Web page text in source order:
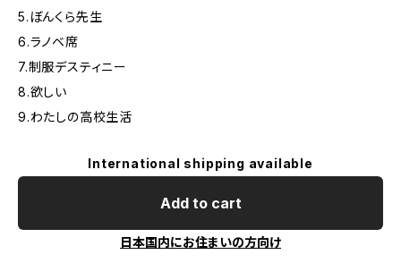
5.ぼんくら先生
6.ラノベ席
7.制服デスティニー
8.欲しい
9.わたしの高校生活
International shipping available
Add to cart
日本国内にお住まいの方向け